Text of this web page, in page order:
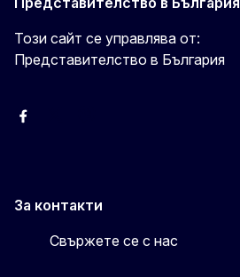
Този сайт се управлява от:
Представителство в България
Facebook
За контакти
Свържете се с нас